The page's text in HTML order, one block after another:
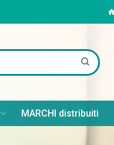
MARCHI distribuiti